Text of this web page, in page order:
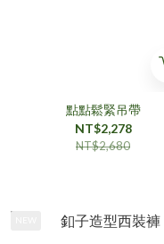
點點鬆緊吊帶
NT$2,278
NT$2,680